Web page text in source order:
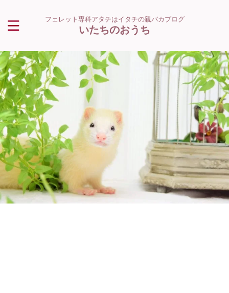
フェレット専科アタチはイタチの親バカブログ
いたちのおうち